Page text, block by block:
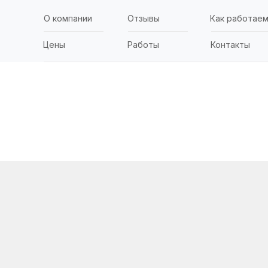
О компании Отзывы Как работаем
Работы Контакты
Цены